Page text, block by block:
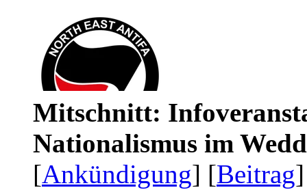
Mitschnitt:
Nationalismus im
[Ankündigung] [Beitrag